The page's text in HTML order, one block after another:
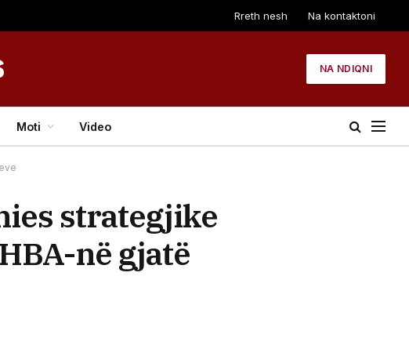
Rreth nesh Na kontaktoni
NA NDIQNI
Moti Video
strategjike
në gjatë